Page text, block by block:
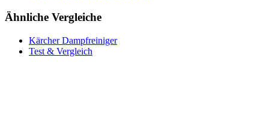
Ähnliche Vergleiche
Kärcher Dampfreiniger
Test & Vergleich